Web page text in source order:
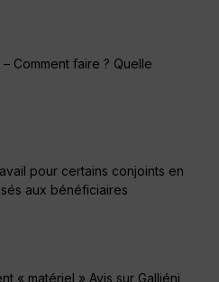
Comment faire ? Quelle
pour certains conjoints en
aux bénéficiaires
« matériel » Avis sur Galliéni